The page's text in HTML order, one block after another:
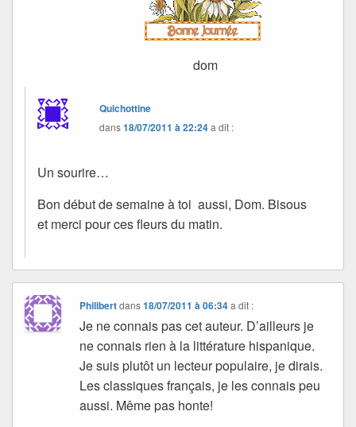
dom
Quichottine
dans18/07/2011 à 22:24a dit :
Un sourire…
Bon début de semaine à toi aussi, Dom. Bisous
et merci pour ces fleurs du matin.
Philibertdans18/07/2011 à 06:34 a dit :
Je ne connais pas cet auteur. D’ailleurs je
ne connais rien à la littérature hispanique.
Je suis plutôt un lecteur populaire, je dirais.
Les classiques français, je les connais peu
aussi. Même pas honte!